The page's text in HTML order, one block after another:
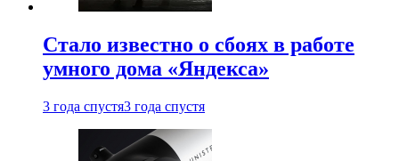
Стало известно о сбоях в работе
умного дома «Яндекса»
3 года спустя3 года спустя